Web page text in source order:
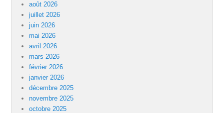
août 2026
juillet 2026
juin 2026
mai 2026
avril 2026
mars 2026
février 2026
janvier 2026
décembre 2025
novembre 2025
octobre 2025